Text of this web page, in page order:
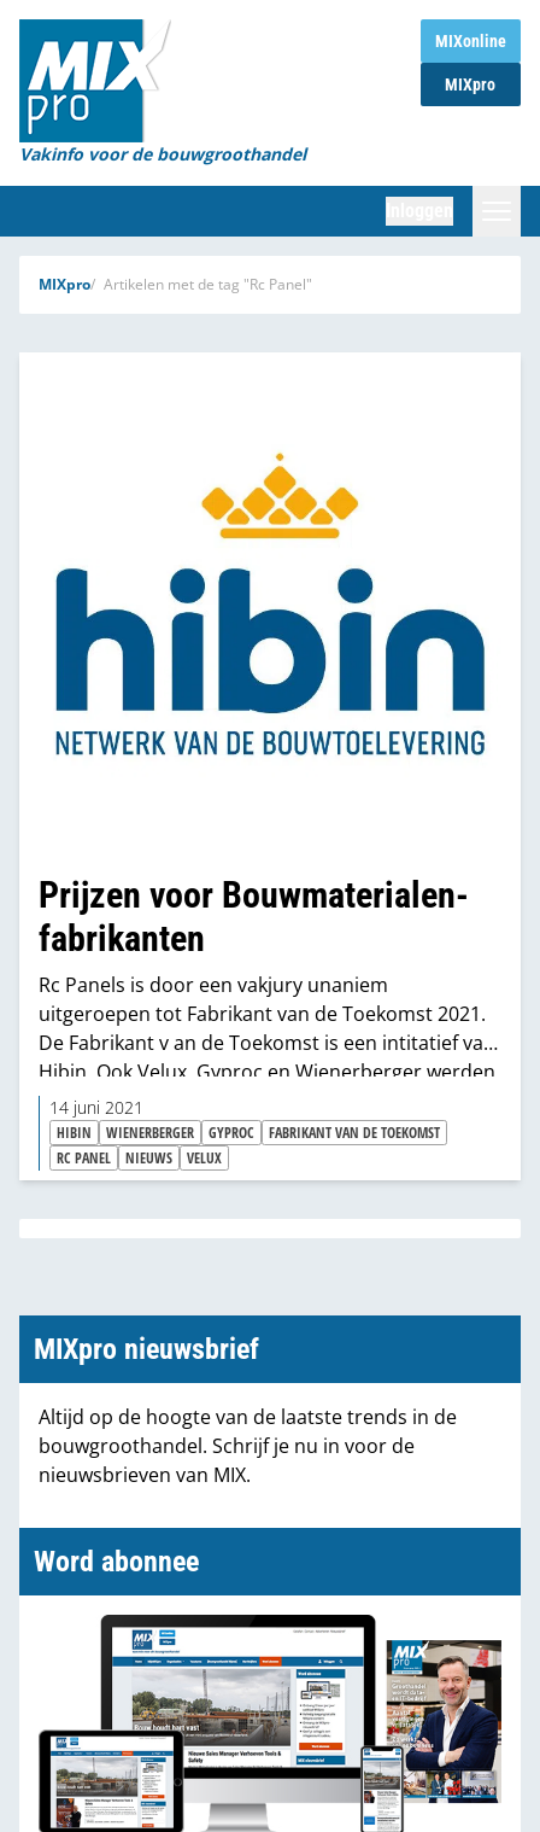
MIXonline
MIXpro
Vakinfo voor de bouwgroothandel
Home
Magazines
Organisaties
Marktcijfers
MIXpro Artikelen met de tag "Rc Panel"
Prijzen voor Bouwmaterialen-
fabrikanten
Rc Panels is door een vakjury unaniem
uitgeroepen tot Fabrikant van de Toekomst 2021.
De Fabrikant v an de Toekomst is een intitatief van
Hibin. Ook Velux, Gyproc en Wienerberger werden
bekroond.
14 juni 2021
HIBIN WIENERBERGER GYPROC
FABRIKANT VAN DE TOEKOMST
RC PANEL
NIEUWS VELUX
MIXpro nieuwsbrief
Altijd op de hoogte van de laatste trends in de
bouwgroothandel. Schrijf je nu in voor de
nieuwsbrieven van MIX.
Word abonnee